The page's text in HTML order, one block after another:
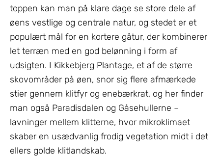
toppen kan man på klare dage se store dele af
øens vestlige og centrale natur, og stedet er et
populært mål for en kortere gåtur, der kombinerer
let terræn med en god belønning i form af
udsigten. I Kikkebjerg Plantage, et af de større
skovområder på øen, snor sig flere afmærkede
stier gennem klitfyr og enebærkrat, og her finder
man også Paradisdalen og Gåsehullerne –
lavninger mellem klitterne, hvor mikroklimaet
skaber en usædvanlig frodig vegetation midt i det
ellers golde klitlandskab.